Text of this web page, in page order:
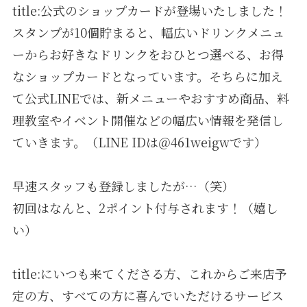
title:公式のショップカードが登場いたしました！
スタンプが10個貯まると、幅広いドリンクメニュ
ーからお好きなドリンクをおひとつ選べる、お得
なショップカードとなっています。そちらに加え
て公式LINEでは、新メニューやおすすめ商品、料
理教室やイベント開催などの幅広い情報を発信し
ていきます。（LINE IDは＠461weigwです）
早速スタッフも登録しましたが…（笑）
初回はなんと、2ポイント付与されます！（嬉し
い）
title:にいつも来てくださる方、これからご来店予
定の方、すべての方に喜んでいただけるサービス